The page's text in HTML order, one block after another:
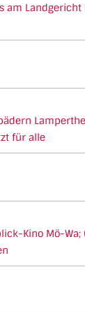
am
für alle
Kino Mö-Wa;